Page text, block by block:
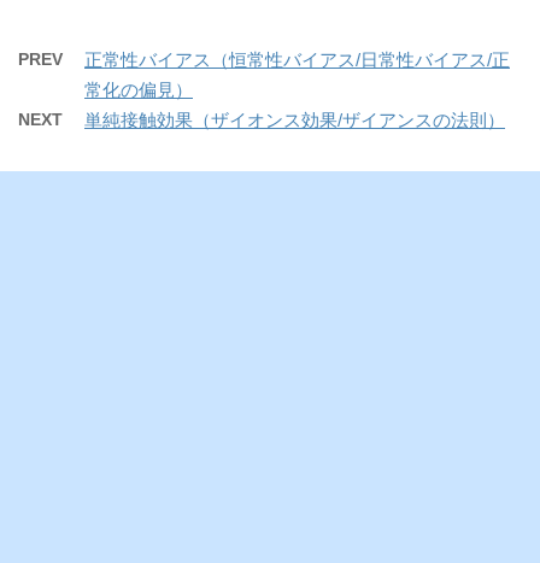
PREV
正常性バイアス（恒常性バイアス/日常性バイアス/正
常化の偏見）
NEXT 単純接触効果（ザイオンス効果/ザイアンスの法則）